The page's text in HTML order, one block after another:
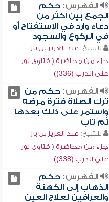
الفهرس:حكم
الجمع بين أكثر من
دعاء وارد في الاستفتاح أو
في الركوع والسجود
للشيخ: عبد العزيز بن باز
جزء من محاضرة ( فتاوى نور
على الدرب (336))
الفهرس:حكم من
ترك الصلاة فترة مرضه
واستمر على ذلك بعدها
ثم تاب
للشيخ: عبد العزيز بن باز
جزء من محاضرة ( فتاوى نور
على الدرب (338))
الفهرس:حكم
الذهاب إلى الكهنة
والعرافين لعلاج العين